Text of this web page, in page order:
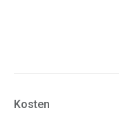
Kosten